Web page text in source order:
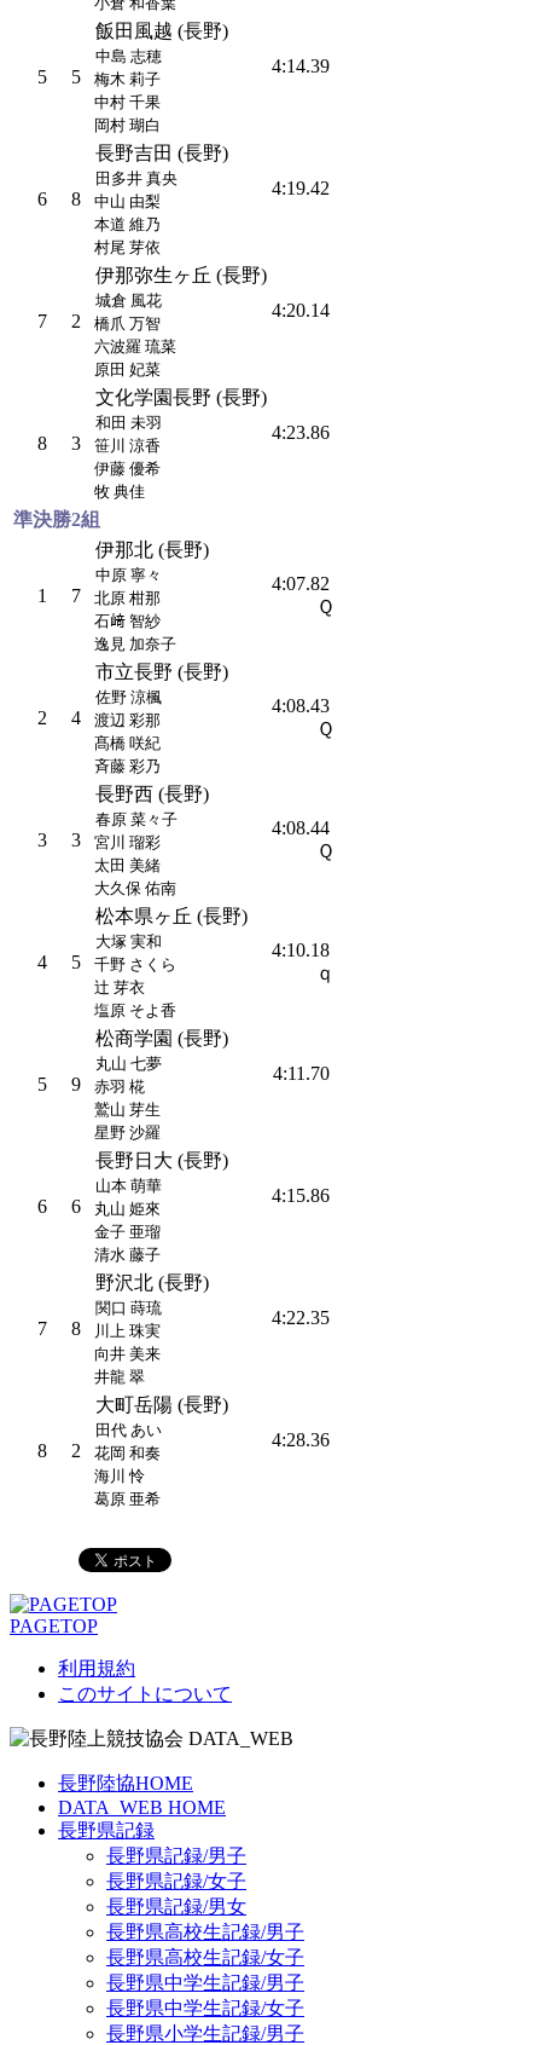
5 5
飯田風越 (長野)
中島 志穂
梅木 莉子
中村 千果
岡村 瑚白
4:14.39
6 8
長野吉田 (長野)
田多井 真央
中山 由梨
本道 維乃
村尾 芽依
4:19.42
7 2
伊那弥生ヶ丘 (長野)
城倉 風花
橋爪 万智
六波羅 琉菜
原田 妃菜
4:20.14
8 3
文化学園長野 (長野)
和田 未羽
笹川 涼香
伊藤 優希
牧 典佳
4:23.86
準決勝2組
1 7
伊那北 (長野)
中原 寧々
北原 柑那
石﨑 智紗
逸見 加奈子
4:07.82
Ｑ
2 4
市立長野 (長野)
佐野 涼楓
渡辺 彩那
髙橋 咲紀
斉藤 彩乃
4:08.43
Ｑ
3 3
長野西 (長野)
春原 菜々子
宮川 瑠彩
太田 美緒
大久保 佑南
4:08.44
Ｑ
4 5
松本県ヶ丘 (長野)
大塚 実和
千野 さくら
辻 芽衣
塩原 そよ香
4:10.18
ｑ
5 9
松商学園 (長野)
丸山 七夢
赤羽 椛
鷲山 芽生
星野 沙羅
4:11.70
6 6
長野日大 (長野)
山本 萌華
丸山 姫來
金子 亜瑠
清水 藤子
4:15.86
7 8
野沢北 (長野)
関口 蒔琉
川上 珠実
向井 美来
井龍 翠
4:22.35
8 2
大町岳陽 (長野)
田代 あい
花岡 和奏
海川 怜
葛原 亜希
4:28.36
PAGETOP
利用規約
このサイトについて
長野陸協HOME
DATA_WEB HOME
長野県記録
長野県記録/男子
長野県記録/女子
長野県記録/男女
長野県高校生記録/男子
長野県高校生記録/女子
長野県中学生記録/男子
長野県中学生記録/女子
長野県小学生記録/男子